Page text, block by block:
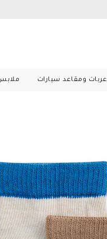
عربات ومقاعد سيارات